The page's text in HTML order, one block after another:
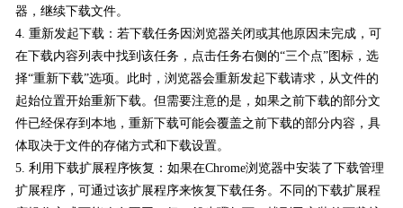
器，继续下载文件。
4. 重新发起下载：若下载任务因浏览器关闭或其他原因未完成，可
在下载内容列表中找到该任务，点击任务右侧的“三个点”图标，选
择“重新下载”选项。此时，浏览器会重新发起下载请求，从文件的
起始位置开始重新下载。但需要注意的是，如果之前下载的部分文
件已经保存到本地，重新下载可能会覆盖之前下载的部分内容，具
体取决于文件的存储方式和下载设置。
5. 利用下载扩展程序恢复：如果在Chrome浏览器中安装了下载管理
扩展程序，可通过该扩展程序来恢复下载任务。不同的下载扩展程